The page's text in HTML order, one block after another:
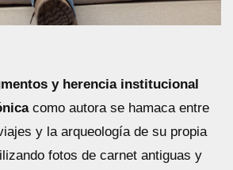
y herencia institucional
como autora se hamaca entre
y la arqueología de su propia
fotos de carnet antiguas y